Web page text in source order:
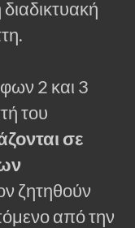
2 και 3
του
σε
ζητηθούν
από την